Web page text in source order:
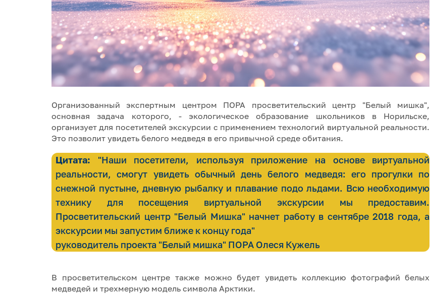
Организованный экспертным центром ПОРА просветительский центр "Белый мишка",
основная задача которого, - экологическое образование школьников в Норильске,
организует для посетителей экскурсии с применением технологий виртуальной реальности.
Это позволит увидеть белого медведя в его привычной среде обитания.
Цитата: "Наши посетители, используя приложение на основе виртуальной
реальности, смогут увидеть обычный день белого медведя: его прогулки по
снежной пустыне, дневную рыбалку и плавание подо льдами. Всю необходимую
технику для посещения виртуальной экскурсии мы предоставим.
Просветительский центр "Белый Мишка" начнет работу в сентябре 2018 года, а
экскурсии мы запустим ближе к концу года"
руководитель проекта "Белый мишка" ПОРА Олеся Кужель
В просветительском центре также можно будет увидеть коллекцию фотографий белых
медведей и трехмерную модель символа Арктики.